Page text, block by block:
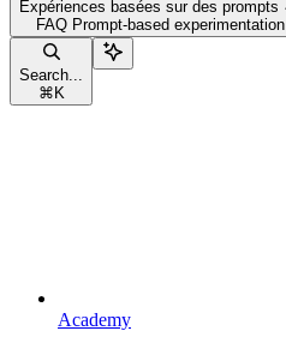
Expériences basées sur des prompts
FAQ Prompt-based experimentation
Search...
⌘ K
Academy